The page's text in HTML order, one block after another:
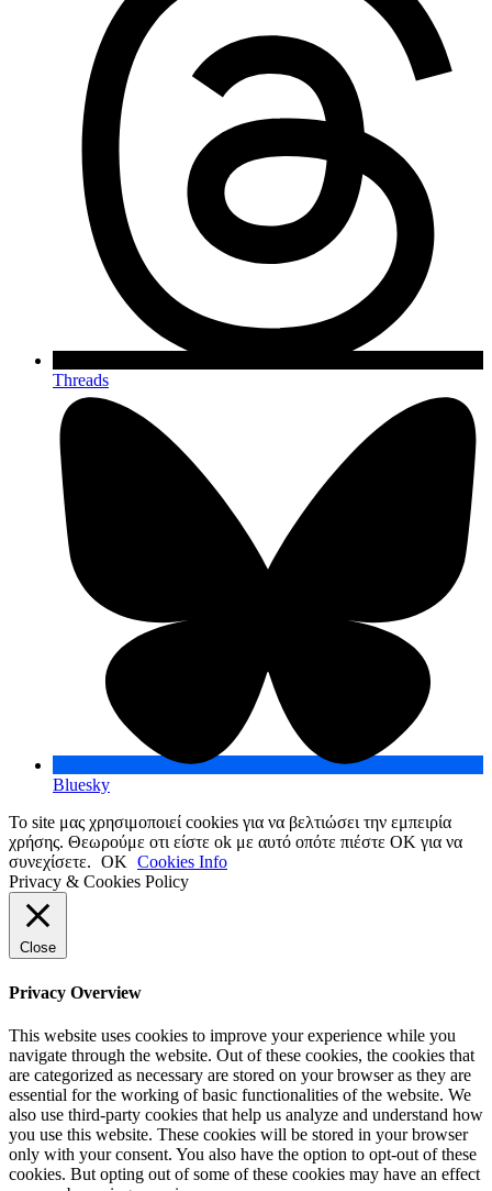
Threads
Bluesky
Το site μας χρησιμοποιεί cookies για να βελτιώσει την εμπειρία
χρήσης. Θεωρούμε οτι είστε ok με αυτό οπότε πιέστε ΟΚ για να
συνεχίσετε. OK Cookies Info
Privacy & Cookies Policy
Close
Privacy Overview
This website uses cookies to improve your experience while you
navigate through the website. Out of these cookies, the cookies that
are categorized as necessary are stored on your browser as they are
essential for the working of basic functionalities of the website. We
also use third-party cookies that help us analyze and understand how
you use this website. These cookies will be stored in your browser
only with your consent. You also have the option to opt-out of these
cookies. But opting out of some of these cookies may have an effect